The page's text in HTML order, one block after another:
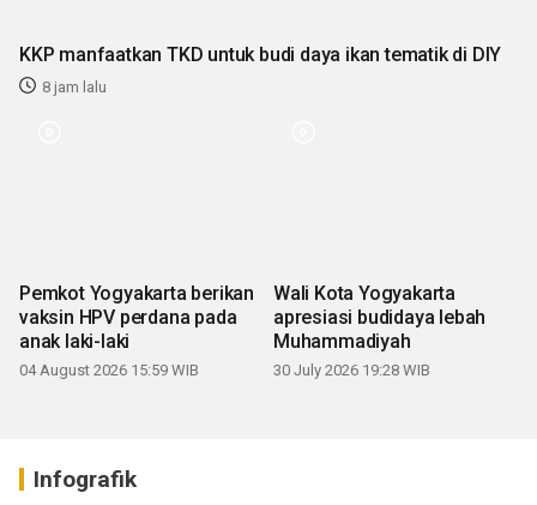
KKP manfaatkan TKD untuk budi daya ikan tematik di DIY
8 jam lalu
Pemkot Yogyakarta berikan
vaksin HPV perdana pada
anak laki-laki
04 August 2026 15:59 WIB
Wali Kota Yogyakarta
apresiasi budidaya lebah
Muhammadiyah
30 July 2026 19:28 WIB
Infografik